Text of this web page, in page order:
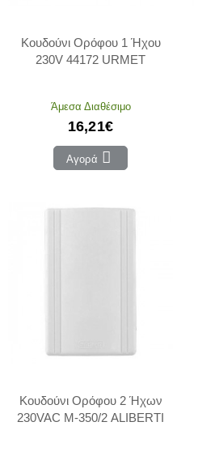
Κουδούνι Ορόφου 1 Ήχου
230V 44172 URMET
Άμεσα Διαθέσιμο
16,21€
Αγορά
Κουδούνι Ορόφου 2 Ήχων
230VAC M-350/2 ALIBERTI